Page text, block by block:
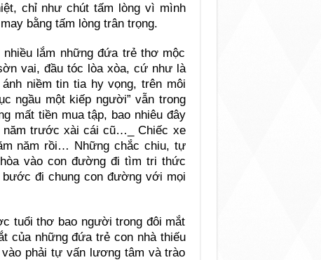
chỉ như chút tấm lòng vì mình
bằng tấm lòng trân trọng.
lắm những đứa trẻ thơ mộc
vai, đầu tóc lòa xòa, cứ như là
niềm tin tia hy vọng, trên môi
ngầu một kiếp người” vẫn trong
mất tiền mua tập, bao nhiêu đây
trước xài cái cũ…_ Chiếc xe
năm rồi… Những chắc chiu, tự
vào con đường đi tìm tri thức
đi chung con đường với mọi
tuổi thơ bao người trong đôi mắt
của những đứa trẻ con nhà thiếu
phải tự vấn lương tâm và trào